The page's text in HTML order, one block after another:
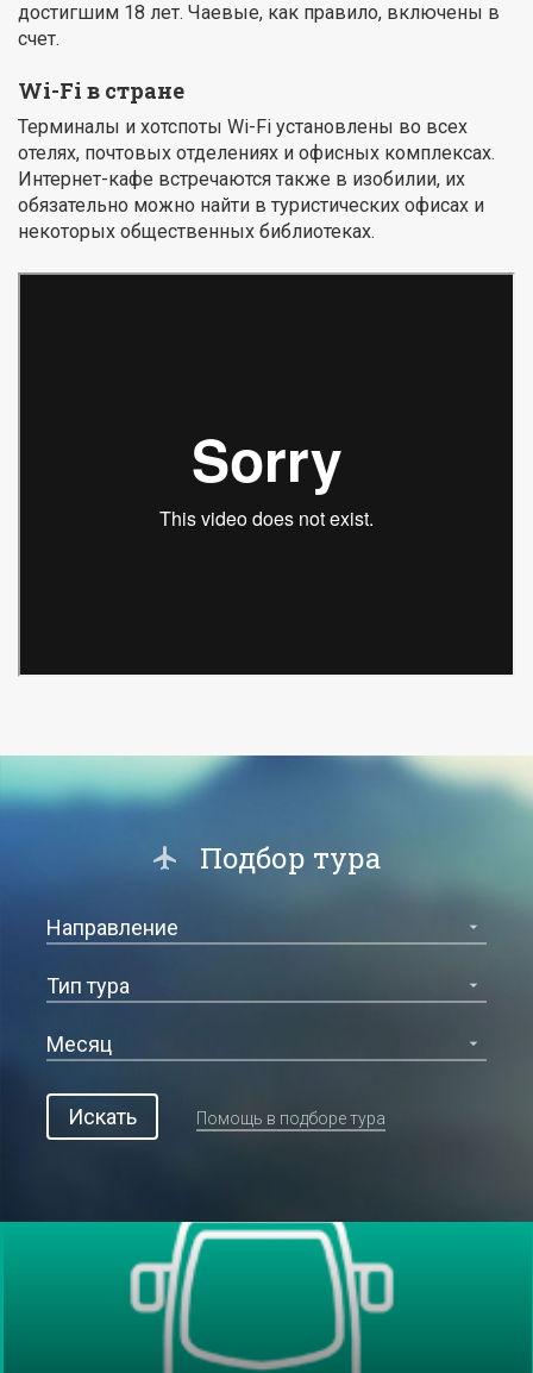
достигшим 18 лет. Чаевые, как правило, включены в
счет.
Wi-Fi в стране
Терминалы и хотспоты Wi-Fi установлены во всех
отелях, почтовых отделениях и офисных комплексах.
Интернет-кафе встречаются также в изобилии, их
обязательно можно найти в туристических офисах и
некоторых общественных библиотеках.
Подбор тура
Искать Помощь в подборе тура